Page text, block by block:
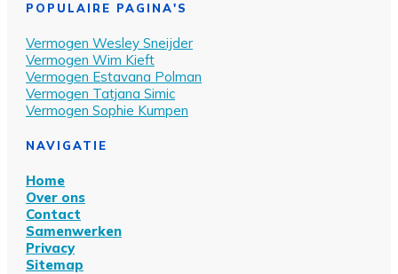
POPULAIRE PAGINA'S
Vermogen Wesley Sneijder
Vermogen Wim Kieft
Vermogen Estavana Polman
Vermogen Tatjana Simic
Vermogen Sophie Kumpen
NAVIGATIE
Home
Over ons
Contact
Samenwerken
Privacy
Sitemap